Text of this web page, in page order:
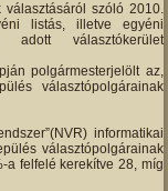
választásáról szóló 2010.
listás, illetve egyéni
választókerület
polgármesterjelölt az,
választópolgárainak
informatikai
választópolgárainak
a felfelé kerekítve 28, míg